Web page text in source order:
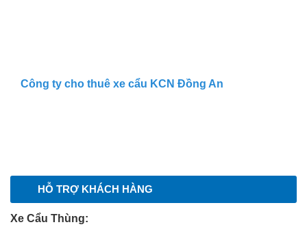
HỖ TRỢ KHÁCH HÀNG
Xe Cẩu Thùng:
Công ty cho thuê xe cẩu KCN Đồng An